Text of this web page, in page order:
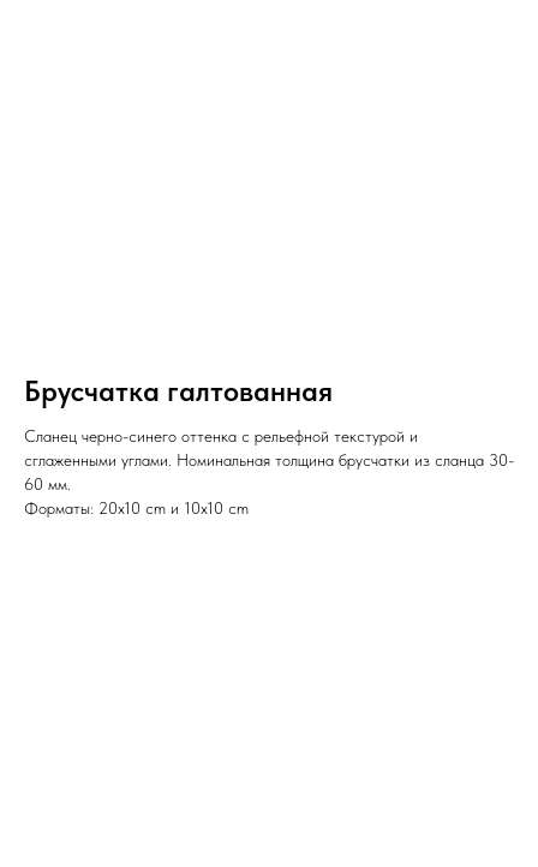
Брусчатка галтованная
Сланец черно-синего оттенка с рельефной текстурой и
сглаженными углами. Номинальная толщина брусчатки из сланца 30-
60 мм.
Форматы: 20x10 cm и 10x10 cm